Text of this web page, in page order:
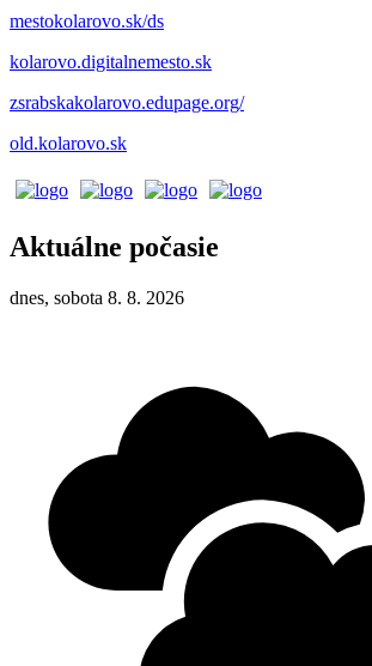
mestokolarovo.sk/ds
kolarovo.digitalnemesto.sk
zsrabskakolarovo.edupage.org/
old.kolarovo.sk
Aktuálne počasie
dnes, sobota 8. 8. 2026